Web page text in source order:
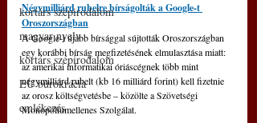
kortárs szépirodalom
magyar nyelv
kortárs szépirodalom
EU bürokrácia
emlékezés
Négymilliárd rubelre bírságolták a Google-t
Oroszországban
A Google-t újabb bírsággal sújtották Oroszországban
egy korábbi bírság megfizetésének elmulasztása miatt:
az amerikai informatikai óriáscégnek több mint
négymilliárd rubelt (kb 16 milliárd forint) kell fizetnie
az orosz költségvetésbe – közölte a Szövetségi
Monopóliumellenes Szolgálat.